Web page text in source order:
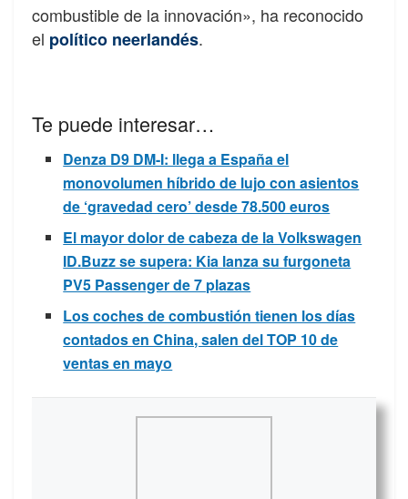
combustible de la innovación», ha reconocido
el político neerlandés.
Te puede interesar…
Denza D9 DM-I: llega a España el
monovolumen híbrido de lujo con asientos
de ‘gravedad cero’ desde 78.500 euros
El mayor dolor de cabeza de la Volkswagen
ID.Buzz se supera: Kia lanza su furgoneta
PV5 Passenger de 7 plazas
Los coches de combustión tienen los días
contados en China, salen del TOP 10 de
ventas en mayo